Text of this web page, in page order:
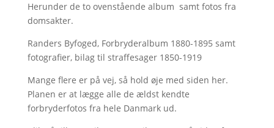
Herunder de to ovenstående album samt fotos fra
domsakter.
Randers Byfoged, Forbryderalbum 1880-1895 samt
fotografier, bilag til straffesager 1850-1919
Mange flere er på vej, så hold øje med siden her.
Planen er at lægge alle de ældst kendte
forbryderfotos fra hele Danmark ud.